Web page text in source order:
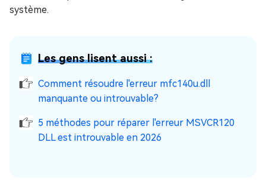
système.
Les gens lisent aussi :
Comment résoudre l'erreur mfc140u.dll
manquante ou introuvable?
5 méthodes pour réparer l'erreur MSVCR120
DLL est introuvable en 2026